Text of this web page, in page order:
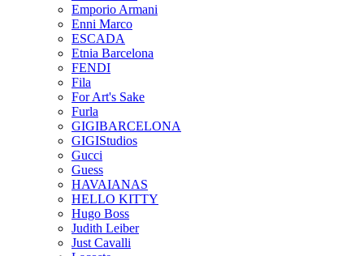
Emporio Armani
Enni Marco
ESCADA
Etnia Barcelona
FENDI
Fila
For Art's Sake
Furla
GIGIBARCELONA
GIGIStudios
Gucci
Guess
HAVAIANAS
HELLO KITTY
Hugo Boss
Judith Leiber
Just Cavalli